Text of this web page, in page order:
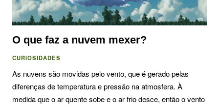
O que faz a nuvem mexer?
CURIOSIDADES
As nuvens são movidas pelo vento, que é gerado pelas
diferenças de temperatura e pressão na atmosfera. À
medida que o ar quente sobe e o ar frio desce, então o vento